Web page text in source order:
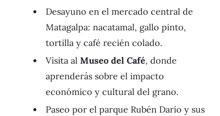
Desayuno en el mercado central de
Matagalpa: nacatamal, gallo pinto,
tortilla y café recién colado.
Visita al Museo del Café, donde
aprenderás sobre el impacto
económico y cultural del grano.
Paseo por el parque Rubén Darío y sus